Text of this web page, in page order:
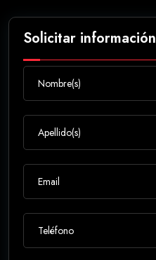
Solicitar información